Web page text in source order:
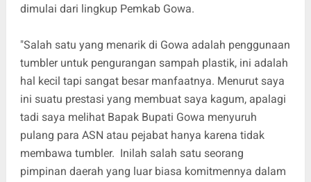
dimulai dari lingkup Pemkab Gowa.
"Salah satu yang menarik di Gowa adalah penggunaan
tumbler untuk pengurangan sampah plastik, ini adalah
hal kecil tapi sangat besar manfaatnya. Menurut saya
ini suatu prestasi yang membuat saya kagum, apalagi
tadi saya melihat Bapak Bupati Gowa menyuruh
pulang para ASN atau pejabat hanya karena tidak
membawa tumbler. Inilah salah satu seorang
pimpinan daerah yang luar biasa komitmennya dalam